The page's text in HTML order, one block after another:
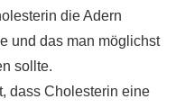
die Adern
und das man möglichst
sollte.
dass Cholesterin eine